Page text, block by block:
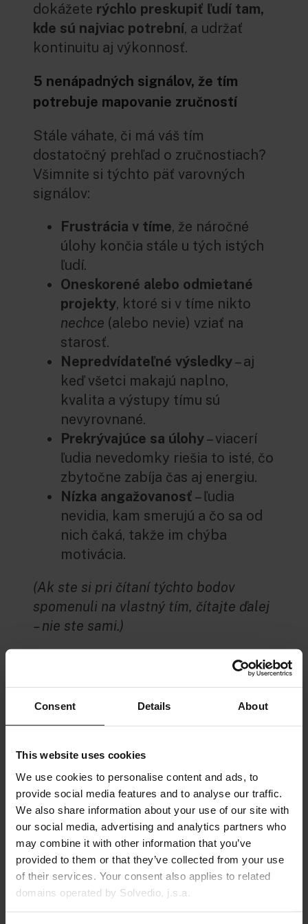
Consent Details About
This website uses cookies
We use cookies to personalise content and ads, to
provide social media features and to analyse our traffic.
We also share information about your use of our site with
our social media, advertising and analytics partners who
may combine it with other information that you’ve
provided to them or that they’ve collected from your use
of their services. Your consent also applies to related
domains operated by Solvedio, j.s.a.
dokážete rýchlo preskupiť ľudí tam,
kde sú najviac potrební, a udržať
kontinuitu aj výkonnosť.
5 nenápadných signálov, že tím
potrebuje mapovanie zručností
Stále váhate, či má váš tím
dostatočný prehľad o zručnostiach?
Všimnite si týchto päť varovných
signálov:
Frustrácia v tíme, že náročné
úlohy končia stále u tých istých
ľudí.
Oneskorené alebo odmietané
projekty, ktoré si v tíme nikto
nechce (alebo nevie) vziať na
starosť.
Nepredvídateľné výsledky– aj
keď všetci makajú naplno,
kvalita a výstupy tímu sú
nevyrovnané.
Prekrývajúce sa úlohy– viacerí
ľudia nevedomky riešia to isté, čo
zbytočne zabíja čas aj energiu.
Nízka angažovanosť – ľudia
nevidia, kam smerujú a čo sa od
nich čaká, takže im chýba
motivácia.
(Ak ste si pri čítaní týchto bodov
spomenuli na vlastný tím, čítajte ďalej
– nie ste sami.)
Možno si kladiete otázku, ako zaviesť
mapovanie zručností vo vašej firme.
Nemusí to byť vôbec zložité. Stačí
začať postupne:
Zbierať údaje– nie formálne od
stola, ale naozaj. Porozprávajte
sa s ľuďmi o ich schopnostiach a
ambíciách, využite krátke
dotazníky či 360° spätnú väzbu.
Cieľom je zachytiť reálne
zručnosti (aj skryté talenty),